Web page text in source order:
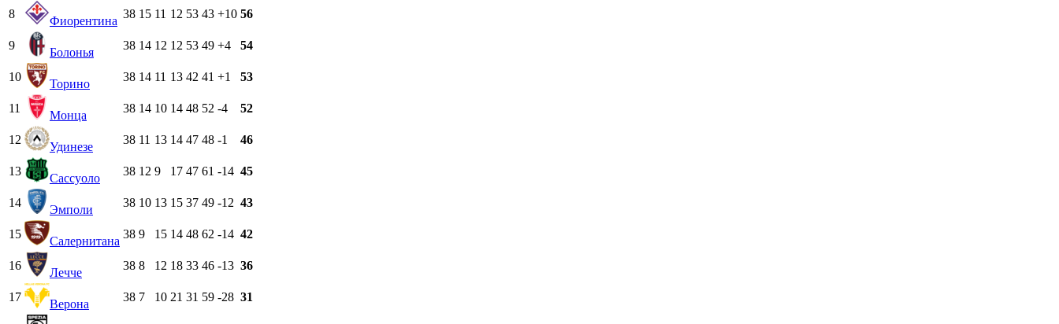
8
Фиорентина
38 15 11 12 53 43 +10 56
9
Болонья
38 14 12 12 53 49 +4 54
10
Торино
38 14 11 13 42 41 +1 53
11
Монца
38 14 10 14 48 52 -4 52
12
Удинезе
38 11 13 14 47 48 -1 46
13
Сассуоло
38 12 9 17 47 61 -14 45
14
Эмполи
38 10 13 15 37 49 -12 43
15
Салернитана
38 9 15 14 48 62 -14 42
16
Лечче
38 8 12 18 33 46 -13 36
17
Верона
38 7 10 21 31 59 -28 31